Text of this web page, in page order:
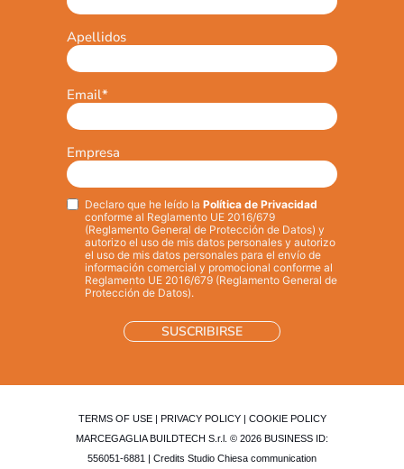
Apellidos
Email*
Empresa
Privacy*
Declaro que he leído la Política de Privacidad
conforme al Reglamento UE 2016/679
(Reglamento General de Protección de Datos) y
autorizo el uso de mis datos personales y autorizo
el uso de mis datos personales para el envío de
información comercial y promocional conforme al
Reglamento UE 2016/679 (Reglamento General de
Protección de Datos).
TERMS OF USE| PRIVACY POLICY| COOKIE POLICY
MARCEGAGLIA BUILDTECH S.r.l. © 2026 BUSINESS ID:
556051-6881 | Credits Studio Chiesa communication